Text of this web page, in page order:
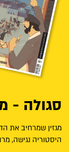
סגולה -
מגזין שמרחיב את
היסטוריה נגישה,